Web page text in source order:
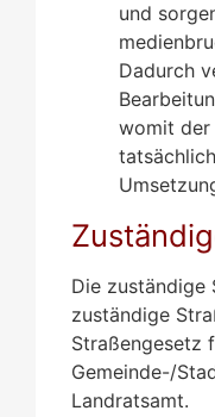
und
Dadurch
womit der
Die zuständige
zuständige
Straßengesetz
Gemeinde-/
Landratsamt.